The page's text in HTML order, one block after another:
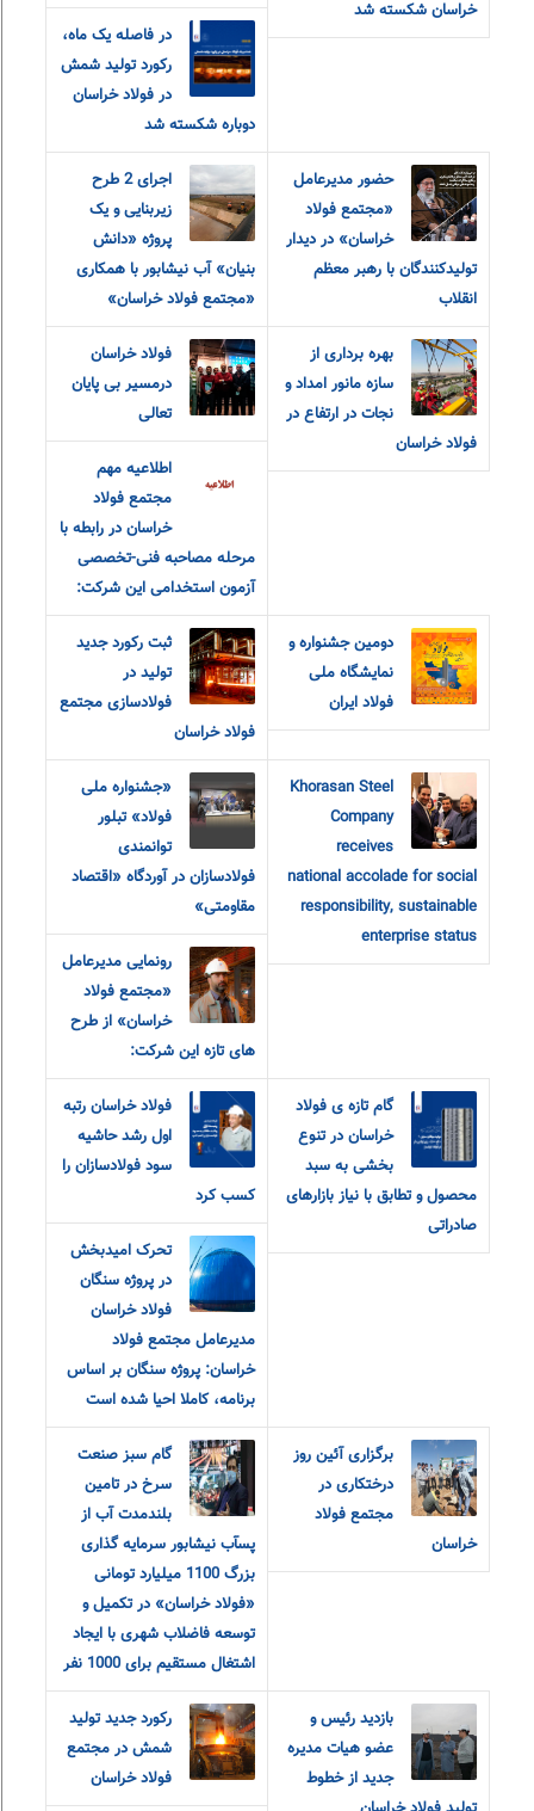
خراسان شکسته شد
در فاصله یک ماه،
رکورد تولید شمش
در فولاد خراسان
دوباره شکسته شد
حضور مدیرعامل
«مجتمع فولاد
خراسان» در دیدار
تولیدکنندگان با رهبر معظم
انقلاب
اجرای 2 طرح
زیربنایی و یک
پروژه «دانش
بنیان» آب نیشابور با همکاری
«مجتمع فولاد خراسان»
بهره برداری از
سازه مانور امداد و
نجات در ارتفاع در
فولاد خراسان
فولاد خراسان
درمسیر بی پایان
تعالی
اطلاعیه مهم
مجتمع فولاد
خراسان در رابطه با
مرحله مصاحبه فنی-تخصصی
آزمون استخدامی این شرکت:
دومین جشنواره و
نمایشگاه ملی
فولاد ایران
ثبت رکورد جدید
تولید در
فولادسازی مجتمع
فولاد خراسان
Khorasan Steel
Company
receives
national accolade for social
responsibility, sustainable
enterprise status
«جشنواره ملی
فولاد» تبلور
توانمندی
فولادسازان در آوردگاه «اقتصاد
مقاومتی»
رونمایی مدیرعامل
«مجتمع فولاد
خراسان» از طرح
های تازه این شرکت:
گام تازه ی فولاد
خراسان در تنوع
بخشی به سبد
محصول و تطابق با نیاز بازارهای
صادراتی
فولاد خراسان رتبه
اول رشد حاشیه
سود فولادسازان را
کسب کرد
تحرک امیدبخش
در پروژه سنگان
فولاد خراسان
مدیرعامل مجتمع فولاد
خراسان: پروژه سنگان بر اساس
برنامه، کاملا احیا شده است
برگزاری آئین روز
درختکاری در
مجتمع فولاد
خراسان
گام سبز صنعت
سرخ در تامین
بلندمدت آب از
پسآب نیشابور سرمایه گذاری
بزرگ 1100 میلیارد تومانی
«فولاد خراسان» در تکمیل و
توسعه فاضلاب شهری با ایجاد
اشتغال مستقیم برای 1000 نفر
بازدید رئیس و
عضو هیات مدیره
جدید از خطوط
رکورد جدید تولید
شمش در مجتمع
فولاد خراسان